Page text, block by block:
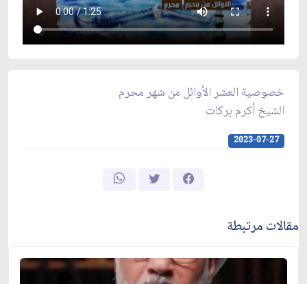
خصوصية العشر الأوائل من شهر محرم
الشيخ أكرم بركات
2023-07-27
مقالات مرتبطة